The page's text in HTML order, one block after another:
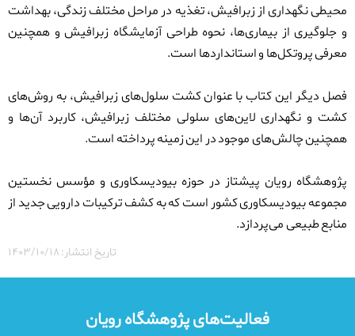
محیطی نگهداری از زبرافیش، تغذیه در مراحل مختلف زندگی، بهداشت
و جلوگیری از بیماری‌ها، نحوه طراحی آزمایشگاه زبرافیش و همچنین
معرفی پروتکل‌ها و استانداردها است.
فصل دیگر این کتاب با عنوان کشت سلول‌های زبرافیش، به روش‌های
کشت و نگهداری لاین‌های سلولی مختلف زبرافیش، کاربرد آن‌ها و
همچنین چالش‌های موجود در این زمینه پرداخته است.
پژوهشگاه رویان پیشتاز در حوزه بیودیسکاوری و مؤسس نخستین
مجموعه بیودیسکاوری کشور است که به کشف ترکیبات دارویی جدید از
منابع طبیعی می‌پردازد.
تاریخ انتشار: ۱۴۰۳/۱۰/۱۸
فعالیت‌های پژوهشگاه رویان